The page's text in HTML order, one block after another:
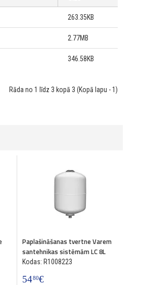
263.35KB
2.77MB
346.58KB
Rāda no 1 līdz 3 kopā 3 (Kopā lapu - 1)
Paplašināšanas tvertne Varem
santehnikas sistēmām LC 8L
Kodas: R1008223
5480€